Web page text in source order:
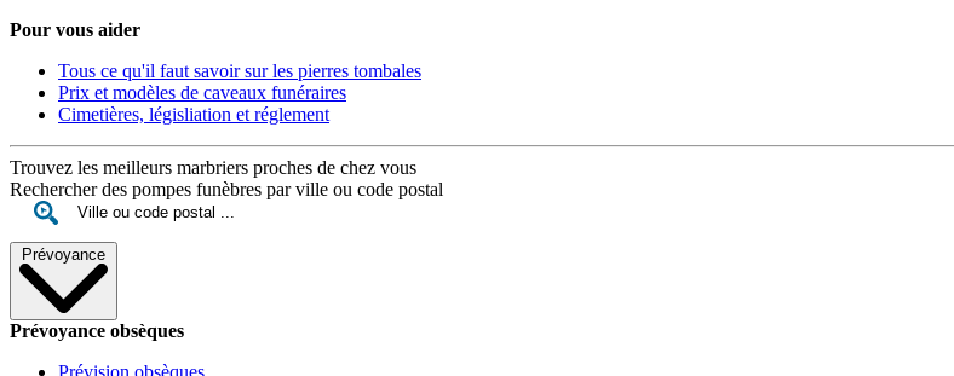
Pour vous aider
Tous ce qu'il faut savoir sur les pierres tombales
Prix et modèles de caveaux funéraires
Cimetières, législiation et réglement
Trouvez les meilleurs marbriers proches de chez vous
Rechercher des pompes funèbres par ville ou code postal
Prévoyance
Prévoyance obsèques
Prévision obsèques